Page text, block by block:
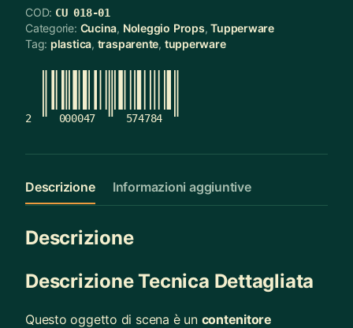
COD: CU 018-01
Categorie: Cucina, Noleggio Props,Tupperware
Tag: plastica, trasparente, tupperware
2 000047 574784
Descrizione Informazioni aggiuntive
Descrizione
Descrizione Tecnica Dettagliata
Questo oggetto di scena è un contenitore